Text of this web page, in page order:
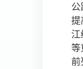
提
江
等
前